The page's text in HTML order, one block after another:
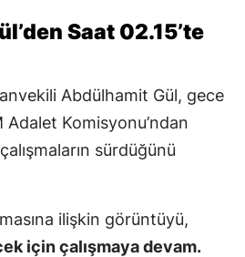
Saat 02.15’te
Abdülhamit Gül, gece
Adalet Komisyonu’ndan
sürdüğünü
ilişkin görüntüyü,
için çalışmaya devam.